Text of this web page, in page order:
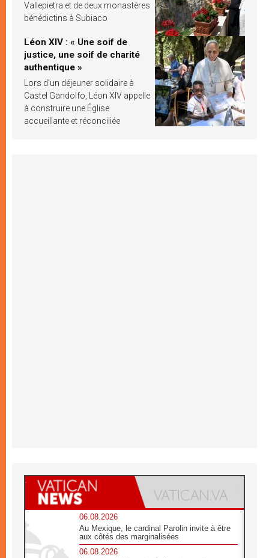
Vallepietra et de deux monastères
bénédictins à Subiaco
Léon XIV : « Une soif de
justice, une soif de charité
authentique »
Lors d’un déjeuner solidaire à
Castel Gandolfo, Léon XIV appelle
à construire une Église
accueillante et réconciliée
06.08.2026
Au Mexique, le cardinal Parolin invite à être
aux côtés des marginalisées
06.08.2026